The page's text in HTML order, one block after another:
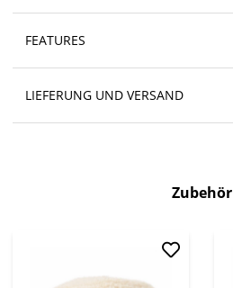
FEATURES
LIEFERUNG UND VERSAND
Zubehör